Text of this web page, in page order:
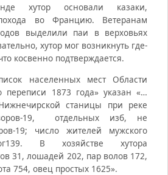
хутор основали казаки,
во Францию. Ветеранам
выделили паи в верховьях
хутор мог возникнуть где-
косвенно подтверждается.
населенных мест Области
переписи 1873 года» указан «…
станицы при реке
19, отдельных изб, не
19; число жителей мужского
В хозяйстве хутора
31, лошадей 202, пар волов 172,
754, овец простых 1625».